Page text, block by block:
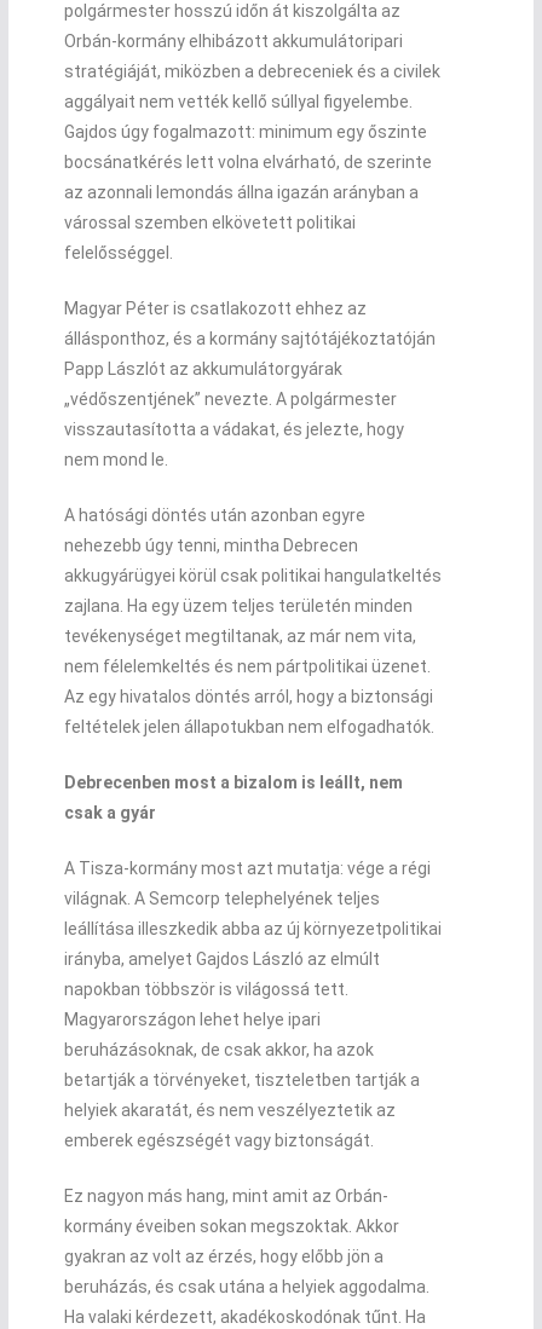
polgármester hosszú időn át kiszolgálta az
Orbán-kormány elhibázott akkumulátoripari
stratégiáját, miközben a debreceniek és a civilek
aggályait nem vették kellő súllyal figyelembe.
Gajdos úgy fogalmazott: minimum egy őszinte
bocsánatkérés lett volna elvárható, de szerinte
az azonnali lemondás állna igazán arányban a
várossal szemben elkövetett politikai
felelősséggel.
Magyar Péter is csatlakozott ehhez az
állásponthoz, és a kormány sajtótájékoztatóján
Papp Lászlót az akkumulátorgyárak
„védőszentjének” nevezte. A polgármester
visszautasította a vádakat, és jelezte, hogy
nem mond le.
A hatósági döntés után azonban egyre
nehezebb úgy tenni, mintha Debrecen
akkugyárügyei körül csak politikai hangulatkeltés
zajlana. Ha egy üzem teljes területén minden
tevékenységet megtiltanak, az már nem vita,
nem félelemkeltés és nem pártpolitikai üzenet.
Az egy hivatalos döntés arról, hogy a biztonsági
feltételek jelen állapotukban nem elfogadhatók.
Debrecenben most a bizalom is leállt, nem
csak a gyár
A Tisza-kormány most azt mutatja: vége a régi
világnak. A Semcorp telephelyének teljes
leállítása illeszkedik abba az új környezetpolitikai
irányba, amelyet Gajdos László az elmúlt
napokban többször is világossá tett.
Magyarországon lehet helye ipari
beruházásoknak, de csak akkor, ha azok
betartják a törvényeket, tiszteletben tartják a
helyiek akaratát, és nem veszélyeztetik az
emberek egészségét vagy biztonságát.
Ez nagyon más hang, mint amit az Orbán-
kormány éveiben sokan megszoktak. Akkor
gyakran az volt az érzés, hogy előbb jön a
beruházás, és csak utána a helyiek aggodalma.
Ha valaki kérdezett, akadékoskodónak tűnt. Ha